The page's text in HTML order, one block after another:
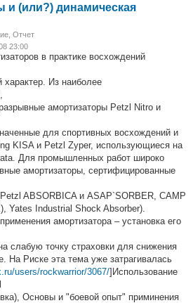
и (или?) динамическая
Отчет
23:00
в практике восхождений
характер. Из наиболее
амортизаторы Petzl Nitro и
для спортивных восхождений и
KISA и Petzl Zyper, использующиеся на
Для промышленных работ широко
амортизаторы, сертифицированные
ABSORBICA и ASAP`SORBER, CAMP
Yates Industrial Shock Absorber).
амортизатора – установка его
слабую точку страховки для снижения
На Риске эта тема уже затрагивалась
users/rockwarrior/3067/]Использование
Основы и "боевой опыт" приминения